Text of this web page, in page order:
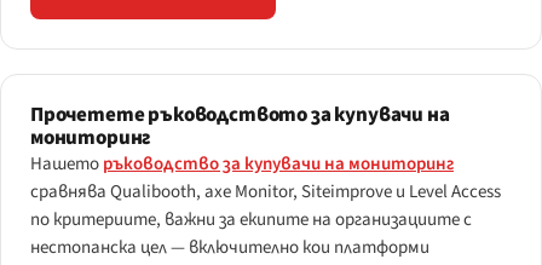
Прочетете ръководството за купувачи на
мониторинг
Нашеторъководство за купувачи на мониторинг
сравнява Qualibooth, axe Monitor, Siteimprove и Level Access
по критериите, важни за екипите на организациите с
нестопанска цел — включително кои платформи